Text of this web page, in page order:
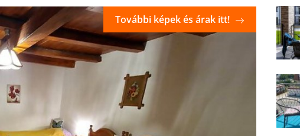
További képek és árak itt!